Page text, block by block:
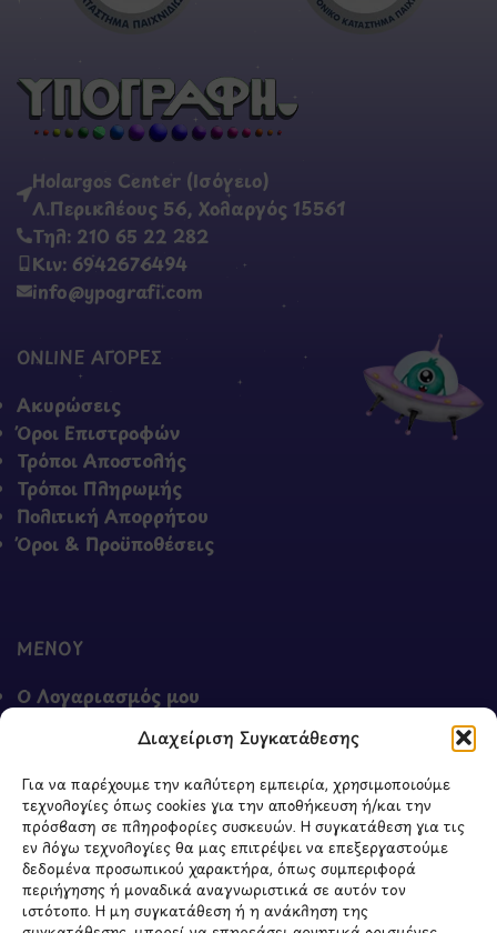
Διαχείριση Συγκατάθεσης
Για να παρέχουμε την καλύτερη εμπειρία, χρησιμοποιούμε
τεχνολογίες όπως cookies για την αποθήκευση ή/και την
πρόσβαση σε πληροφορίες συσκευών. Η συγκατάθεση για τις
εν λόγω τεχνολογίες θα μας επιτρέψει να επεξεργαστούμε
δεδομένα προσωπικού χαρακτήρα, όπως συμπεριφορά
περιήγησης ή μοναδικά αναγνωριστικά σε αυτόν τον
ιστότοπο. Η μη συγκατάθεση ή η ανάκληση της
Holargos Center (Ισόγειο)
Λ.Περικλέους 56, Χολαργός 15561
Τηλ: 210 65 22 282
Κιν: 6942676494
info@ypografi.com
ONLINE ΑΓΟΡΕΣ
Ακυρώσεις
Όροι Επιστροφών
Τρόποι Αποστολής
Τρόποι Πληρωμής
Πολιτική Απορρήτου
Όροι & Προϋποθέσεις
ΜΕΝΟΥ
Ο Λογαριασμός μου
Καλάθι
Shop
ΣΧΕΤΙΚΑ ΜΕ ΕΜΑΣ